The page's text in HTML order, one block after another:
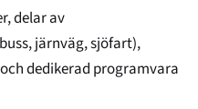
delar av
järnväg, sjöfart),
dedikerad programvara